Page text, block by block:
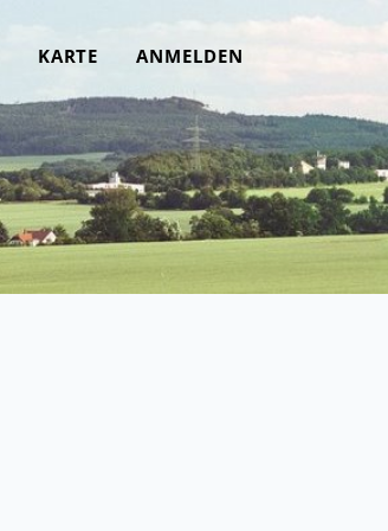
KARTE ANMELDEN